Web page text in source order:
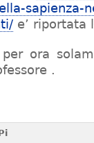
sapienza-
e’ riportata
ora
.